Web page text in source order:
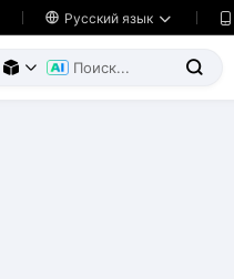
 Русский язык  
  